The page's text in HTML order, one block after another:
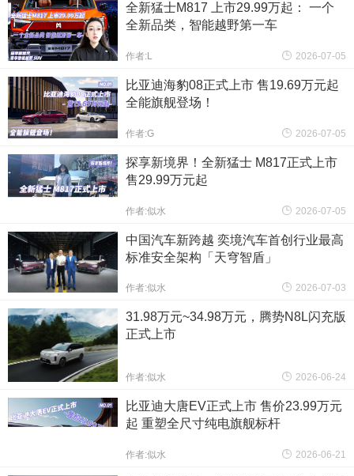
全新猛士M817 上市29.99万起： 一个
全新品类，智能越野第一车
作者:L 2026-07-05
比亚迪海豹08正式上市 售19.69万元起
全能旗舰登场！
作者:G 2026-07-05
探享新境界！全新猛士 M817正式上市
售29.99万元起
作者:似水 2026-07-05
中国汽车新跨越 奕境汽车首创行业最高
标准安全架构「天穹智盾」
作者:似水 2026-07-03
31.98万元~34.98万元，腾势N8L闪充版
正式上市
作者:似水 2026-06-24
比亚迪大唐EV正式上市 售价23.99万元
起 重塑全尺寸纯电旗舰标杆
作者:似水 2026-06-21